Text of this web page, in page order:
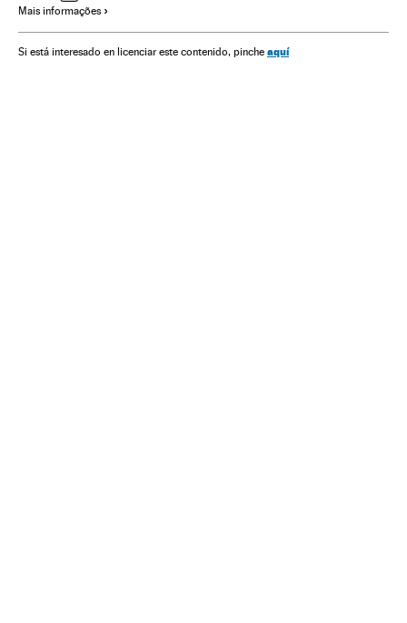
Congresso Nacional
Mais informações
Si está interesado en licenciar este contenido, pinche aquí